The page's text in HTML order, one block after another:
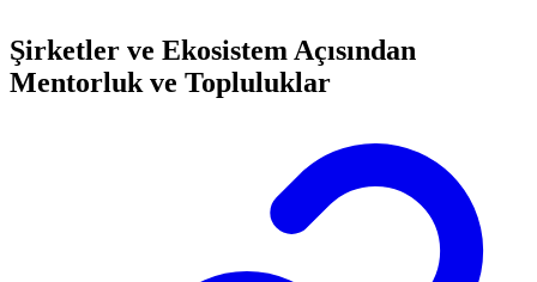
Şirketler ve Ekosistem Açısından
Mentorluk ve Topluluklar